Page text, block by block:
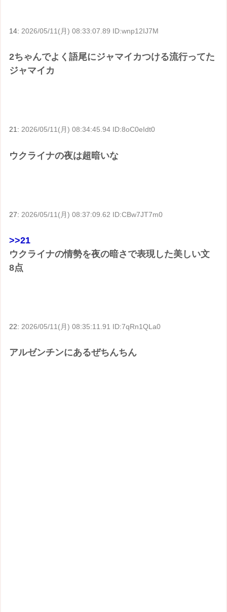
14: 2026/05/11(月) 08:33:07.89 ID:wnp12IJ7M
2ちゃんでよく語尾にジャマイカつける流行ってた
ジャマイカ
21:2026/05/11(月) 08:34:45.94 ID:8oC0eIdt0
ウクライナの夜は超暗いな
27: 2026/05/11(月) 08:37:09.62 ID:CBw7JT7m0
>>21
ウクライナの情勢を夜の暗さで表現した美しい文
8点
22: 2026/05/11(月) 08:35:11.91 ID:7qRn1QLa0
アルゼンチンにあるぜちんちん